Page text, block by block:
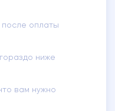
после оплаты
ниже
вам нужно